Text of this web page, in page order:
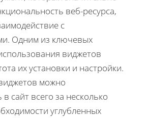
веб-ресурса,
с
Одним из ключевых
виджетов
их установки и настройки.
можно
сайт всего за несколько
углубленных